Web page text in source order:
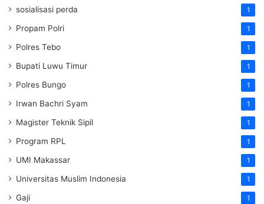
sosialisasi perda 1
Propam Polri 1
Polres Tebo 1
Bupati Luwu Timur 1
Polres Bungo 1
Irwan Bachri Syam 1
Magister Teknik Sipil 1
Program RPL 1
UMI Makassar 1
Universitas Muslim Indonesia 1
Gaji 1